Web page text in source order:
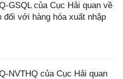
GSQL của Cục Hải quan về
đối với hàng hóa xuất nhập
NVTHQ của Cục Hải quan